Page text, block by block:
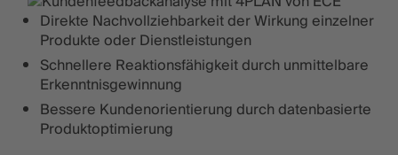
Direkte Nachvollziehbarkeit der Wirkung einzelner
Produkte oder Dienstleistungen
Schnellere Reaktionsfähigkeit durch unmittelbare
Erkenntnisgewinnung
Bessere Kundenorientierung durch datenbasierte
Produktoptimierung